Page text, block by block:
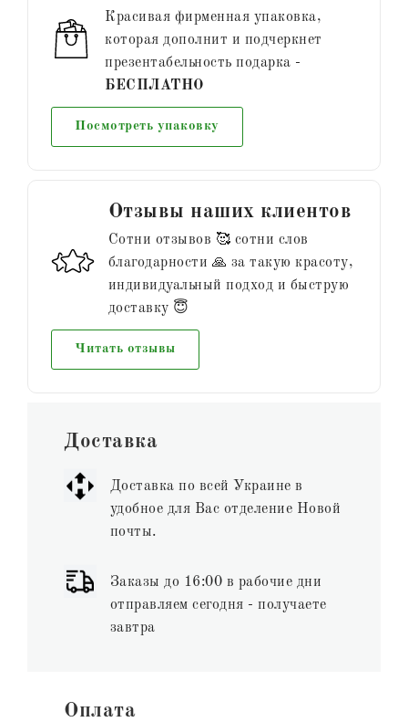
Красивая фирменная упаковка,
которая дополнит и подчеркнет
презентабельность подарка -
БЕСПЛАТНО
Посмотреть упаковку
Отзывы наших клиентов
Сотни отзывов 🥰 сотни слов
благодарности 🙏 за такую красоту,
индивидуальный подход и быструю
доставку 😇
Читать отзывы
Доставка
Доставка по всей Украине в
удобное для Вас отделение Новой
почты.
Заказы до 16:00 в рабочие дни
отправляем сегодня - получаете
завтра
Оплата